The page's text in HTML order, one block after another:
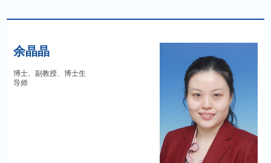
余晶晶
博士、副教授、博士生
导师